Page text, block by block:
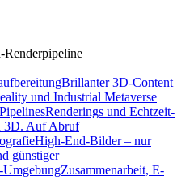
Brillanter 3D-Content
und Industrial Metaverse
Renderings und Echtzeit-
3D. Auf Abruf
High-End-Bilder – nur
günstiger
Zusammenarbeit, E-